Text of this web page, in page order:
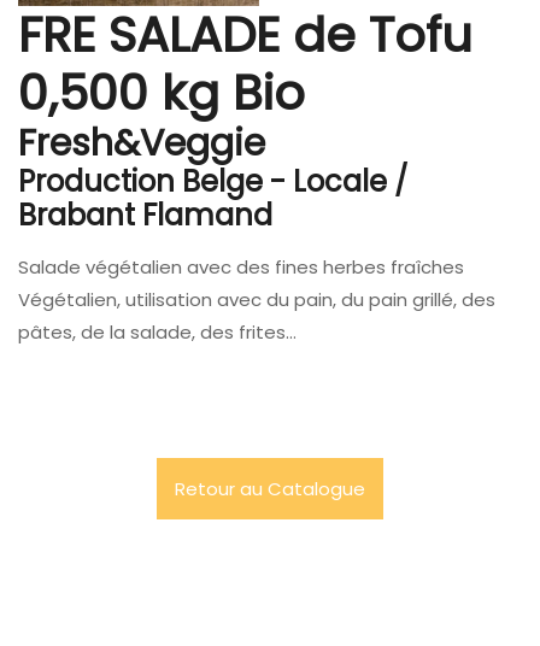
FRE SALADE de Tofu
0,500 kg Bio
Fresh&Veggie
Production Belge - Locale /
Brabant Flamand
Salade végétalien avec des fines herbes fraîches
Végétalien, utilisation avec du pain, du pain grillé, des
pâtes, de la salade, des frites…
Retour au Catalogue